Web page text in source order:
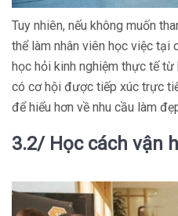
Tuy nhiên, nếu không muốn
thể làm nhân viên học việc tại
học hỏi kinh nghiệm thực tế
có cơ hội được tiếp xúc trực
để hiểu hơn về nhu cầu làm
3.2/ Học cách vận